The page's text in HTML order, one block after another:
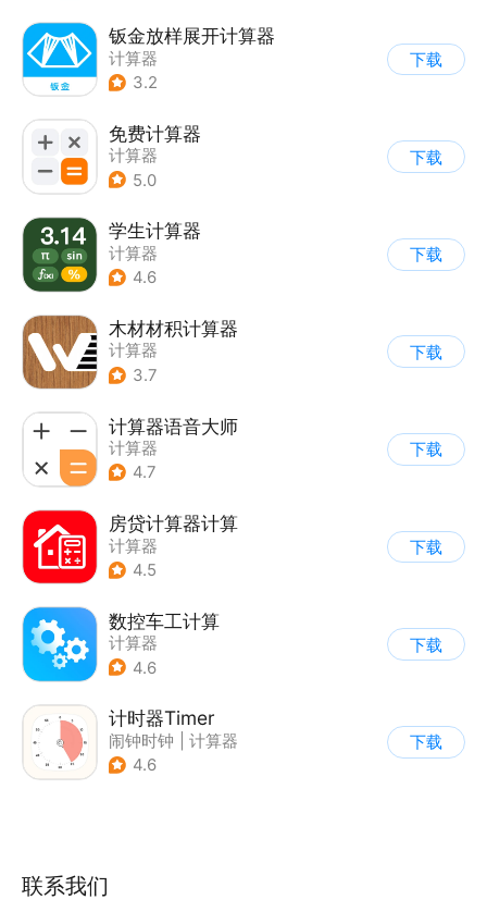
钣金放样展开计算器
计算器
3.2
下载
免费计算器
计算器
5.0
下载
学生计算器
计算器
4.6
下载
木材材积计算器
计算器
3.7
下载
计算器语音大师
计算器
4.7
下载
房贷计算器计算
计算器
4.5
下载
数控车工计算
计算器
4.6
下载
计时器Timer
闹钟时钟
计算器
4.6
下载
联系我们